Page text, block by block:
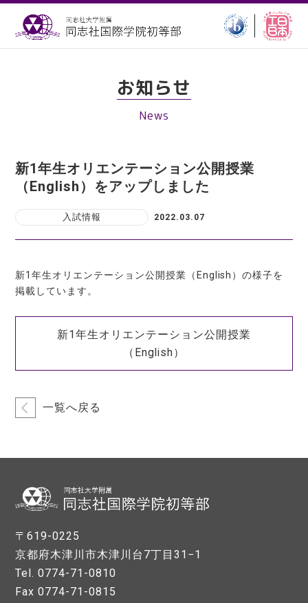
お知らせ
News
新1年生オリエンテーション公開授業
（English）をアップしました
入試情報 2022.03.07
新1年生オリエンテーション公開授業（English）の様子を
掲載しています。
新1年生オリエンテーション公開授業
（English）
一覧へ戻る
〒619-0225
京都府木津川市木津川台7丁目31−1
Tel. 0774-71-0810
Fax 0774-71-0815